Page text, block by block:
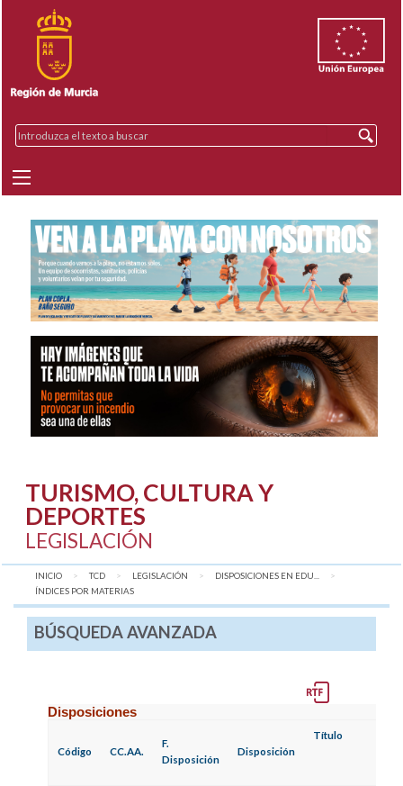
TURISMO, CULTURA Y
DEPORTES
LEGISLACIÓN
INICIO TCD LEGISLACIÓN
DISPOSICIONES EN EDU...
AQUÍ:
ÍNDICES POR MATERIAS
BÚSQUEDA AVANZADA
Disposiciones
Código CC.AA.
F.
Disposición
Disposición
Título